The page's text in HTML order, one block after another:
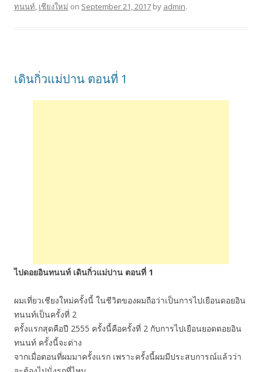
ทนนท์ เชียงใหม่ on September 21, 2017 by admin.
เดินกิ่วแม่ปาน ตอนที่ 1
ไปดอยอินทนนท์ เดินกิ่วแม่ปาน ตอนที่ 1
ผมเที่ยวเชียงใหม่ครั้งนี้ ในชีวิตของผมถือว่าเป็นการไปเยือนดอยอิน
ทนนท์เป็นครั้งที่ 2
ครั้งแรกสุดคือปี 2555 ครั้งนี้คือครั้งที่ 2 กับการไปเยือนยอดดอยอิน
ทนนท์ ครั้งนี้จะต่าง
จากเมื่อตอนที่ผมมาครั้งแรก เพราะครั้งนี้ผมมีประสบการณ์แล้วว่า